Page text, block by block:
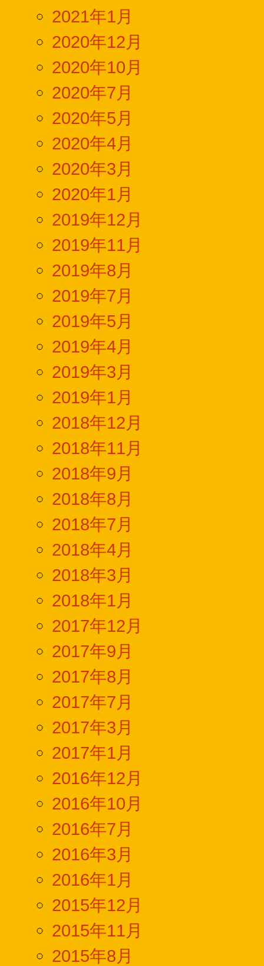
2021年1月
2020年12月
2020年10月
2020年7月
2020年5月
2020年4月
2020年3月
2020年1月
2019年12月
2019年11月
2019年8月
2019年7月
2019年5月
2019年4月
2019年3月
2019年1月
2018年12月
2018年11月
2018年9月
2018年8月
2018年7月
2018年4月
2018年3月
2018年1月
2017年12月
2017年9月
2017年8月
2017年7月
2017年3月
2017年1月
2016年12月
2016年10月
2016年7月
2016年3月
2016年1月
2015年12月
2015年11月
2015年8月